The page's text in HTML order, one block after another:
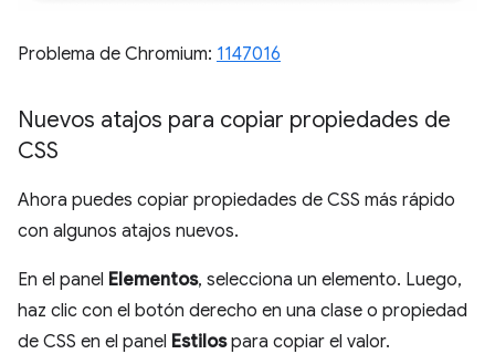
Problema de Chromium: 1147016
Nuevos atajos para copiar propiedades de
CSS
Ahora puedes copiar propiedades de CSS más rápido
con algunos atajos nuevos.
En el panel Elementos, selecciona un elemento. Luego,
haz clic con el botón derecho en una clase o propiedad
de CSS en el panel Estilospara copiar el valor.